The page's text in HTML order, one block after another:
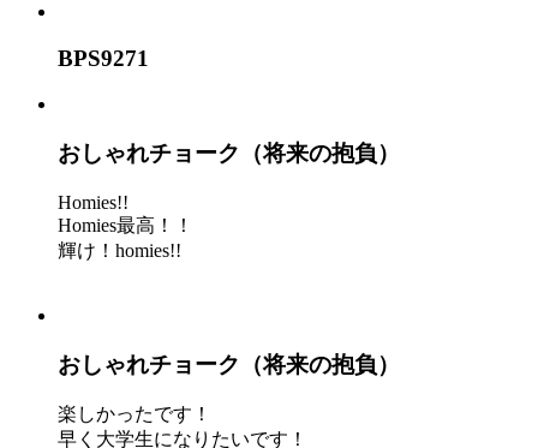
BPS9271
おしゃれチョーク（将来の抱負）
Homies!!
Homies最高！！
輝け！homies!!
おしゃれチョーク（将来の抱負）
楽しかったです！
早く大学生になりたいです！